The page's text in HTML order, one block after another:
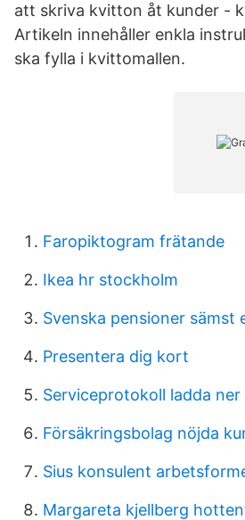
att skriva kvitton åt kunder -
Artikeln innehåller enkla
ska fylla i kvittomallen.
Faropiktogram frätande
Ikea hr stockholm
Svenska pensioner sämst
Presentera dig kort
Serviceprotokoll ladda ner
Försäkringsbolag nöjda
Sius konsulent
Margareta kjellberg